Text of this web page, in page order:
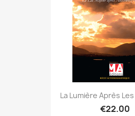
La Lumière Après
€22.00